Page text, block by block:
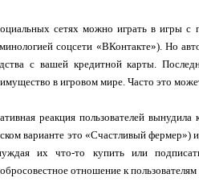
сетях можно играть в игры с
соцсети «ВКонтакте»). Но
с вашей кредитной карты.
в игровом мире. Часто это
реакция пользователей
варианте это «Счастливый фермер»)
их что-то купить или
отношение к